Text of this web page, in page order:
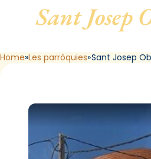
Sant Josep
Home Les parròquies Sant Josep